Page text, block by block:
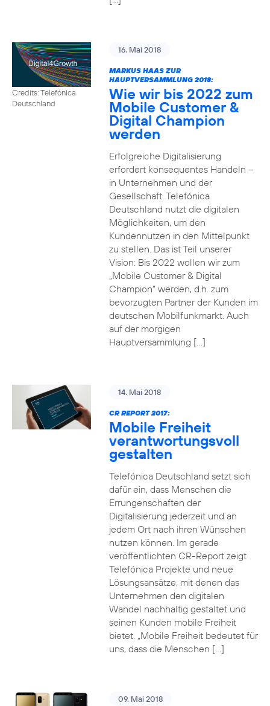
Credits: Telefónica
Deutschland
16. Mai 2018
MARKUS HAAS ZUR
HAUPTVERSAMMLUNG 2018:
Wie wir bis 2022 zum
Mobile Customer &
Digital Champion
werden
Erfolgreiche Digitalisierung
erfordert konsequentes Handeln –
in Unternehmen und der
Gesellschaft. Telefónica
Deutschland nutzt die digitalen
Möglichkeiten, um den
Kundennutzen in den Mittelpunkt
zu stellen. Das ist Teil unserer
Vision: Bis 2022 wollen wir zum
„Mobile Customer & Digital
Champion“ werden, d.h. zum
bevorzugten Partner der Kunden im
deutschen Mobilfunkmarkt. Auch
auf der morgigen
Hauptversammlung […]
14. Mai 2018
CR REPORT 2017:
Mobile Freiheit
verantwortungsvoll
gestalten
Telefónica Deutschland setzt sich
dafür ein, dass Menschen die
Errungenschaften der
Digitalisierung jederzeit und an
jedem Ort nach ihren Wünschen
nutzen können. Im gerade
veröffentlichten CR-Report zeigt
Telefónica Projekte und neue
Lösungsansätze, mit denen das
Unternehmen den digitalen
Wandel nachhaltig gestaltet und
seinen Kunden mobile Freiheit
bietet. „Mobile Freiheit bedeutet für
uns, dass die Menschen […]
09. Mai 2018